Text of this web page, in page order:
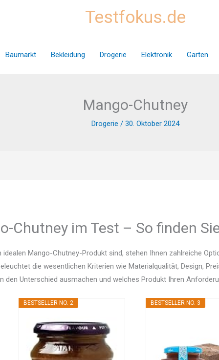
Testfokus.de
Baumarkt Bekleidung Drogerie Elektronik Garten
Mango-Chutney
Drogerie / 30. Oktober 2024
Chutney im Test – So finden
idealen Mango-Chutney-Produkt sind, stehen Ihnen zahlreiche
die wesentlichen Kriterien wie Materialqualität, Design,
den Unterschied ausmachen und welches Produkt Ihren
BESTSELLER NO. 2 BESTSELLER NO. 3